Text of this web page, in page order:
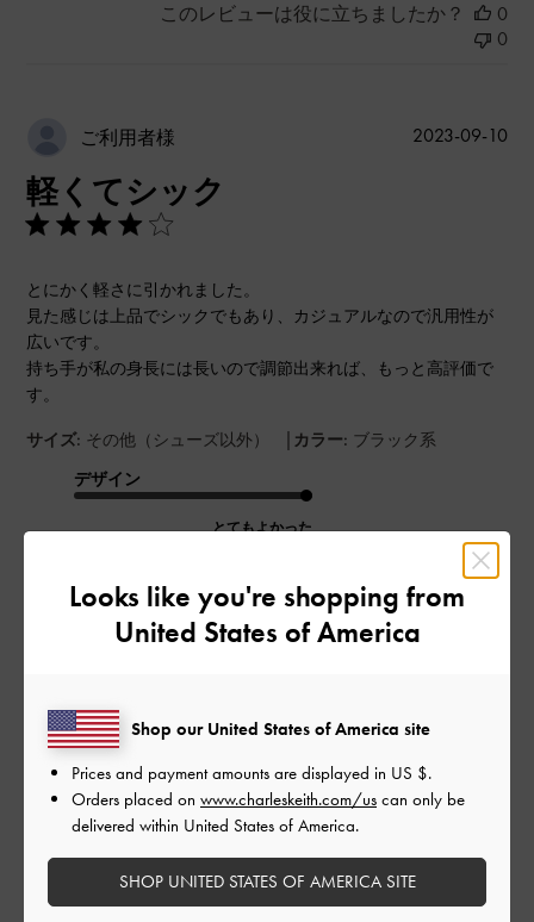
このレビューは役に立ちましたか？
0
0
ご利用者様
軽くてシック
とにかく軽さに引かれました。
見た感じは上品でシックでもあり、カジュアルなので汎用性が
広いです。
持ち手が私の身長には長いので調節出来れば、もっと高評価で
す。
サイズ: その他（シューズ以外） | カラー: ブラック系
デザイン
とてもよかった
とてもよかった
公
2023-09-10
このレビューは役に立ちましたか？
ご利用者様 2023-09-09
Looks like you're shopping from
United States of America
Shop our United States of America site
Prices and payment amounts are displayed in US $.
Orders placed on www.charleskeith.com/us can only be
delivered within United States of America.
SHOP UNITED STATES OF AMERICA SITE